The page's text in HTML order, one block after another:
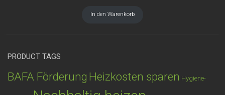
In den Warenkorb
PRODUCT TAGS
BAFA Förderung Heizkosten sparen Hygiene-